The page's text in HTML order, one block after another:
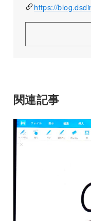
https://
関連記事